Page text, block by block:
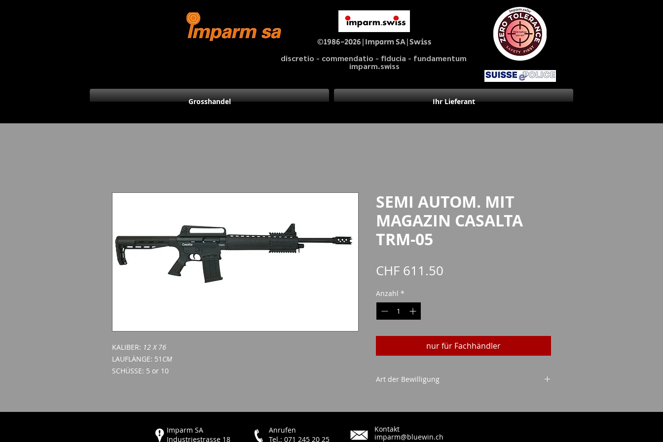
©1986-2026|Imparm SA|Swiss
discretio - commendatio - fiducia - fundamentum
imparm.swiss
Grosshandel Ihr Lieferant
KALIBER: 12 X 76
LAUFLÄNGE: 51 CM
SCHÜSSE: 5 or 10
SEMI AUTOM. MIT
MAGAZIN CASALTA
TRM-05
CHF 611.50
Anzahl *
nur für Fachhändler
Art der Bewilligung
Imparm SA
Industriestrasse 18
Anrufen
Tel.: 071 245 20 25
Kontakt
imparm@bluewin.ch